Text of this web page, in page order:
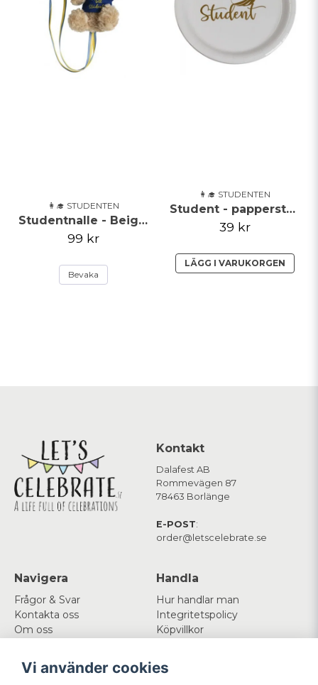
👩‍🎓 STUDENTEN
Studentnalle - Beige med tröja
99 kr
Bevaka
👩‍🎓 STUDENTEN
Student - papperstallrik - 8 pack
39 kr
LÄGG I VARUKORGEN
Kontakt
Dalafest AB
Rommevägen 87
78463 Borlänge
E-POST:
order@letscelebrate.se
Navigera
Frågor & Svar
Kontakta oss
Om oss
Handla
Hur handlar man
Integritetspolicy
Köpvillkor
Mitt konto Följ oss
Vi använder cookies